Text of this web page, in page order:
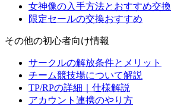
女神像の入手方法とおすすめ交換
限定セールの交換おすすめ
その他の初心者向け情報
サークルの解放条件とメリット
チーム競技場について解説
TP/RPの詳細｜仕様解説
アカウント連携のやり方